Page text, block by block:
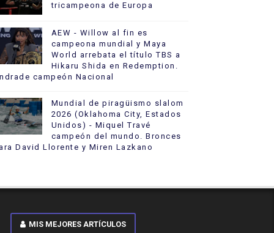
tricampeona de Europa
AEW - Willow al fin es
campeona mundial y Maya
World arrebata el título TBS a
Hikaru Shida en Redemption.
campeón Nacional
Mundial de piragüismo slalom
2026 (Oklahoma City, Estados
Unidos) - Miquel Travé
campeón del mundo. Bronces
David Llorente y Miren Lazkano
MIS MEJORES ARTÍCULOS